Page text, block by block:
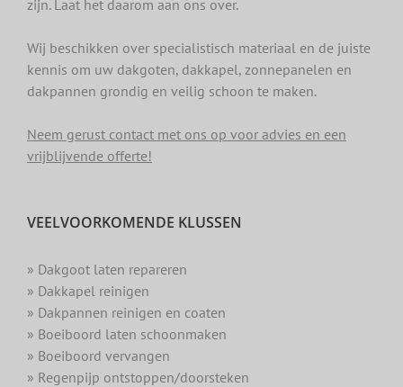
zijn. Laat het daarom aan ons over.
Wij beschikken over specialistisch materiaal en de juiste
kennis om uw dakgoten, dakkapel, zonnepanelen en
dakpannen grondig en veilig schoon te maken.
Neem gerust contact met ons op voor advies en een
vrijblijvende offerte!
VEELVOORKOMENDE KLUSSEN
» Dakgoot laten repareren
» Dakkapel reinigen
» Dakpannen reinigen en coaten
» Boeiboord laten schoonmaken
» Boeiboord vervangen
» Regenpijp ontstoppen/doorsteken